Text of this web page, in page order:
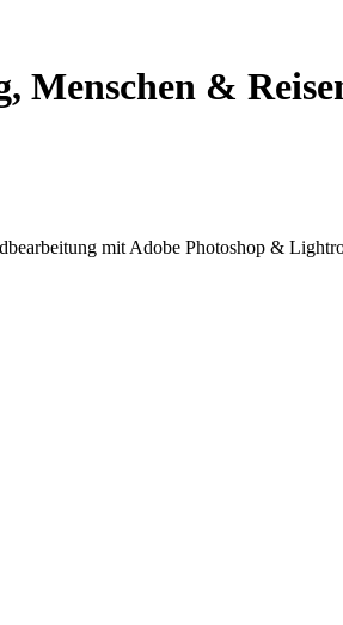
Menschen &
mit Adobe Photoshop &